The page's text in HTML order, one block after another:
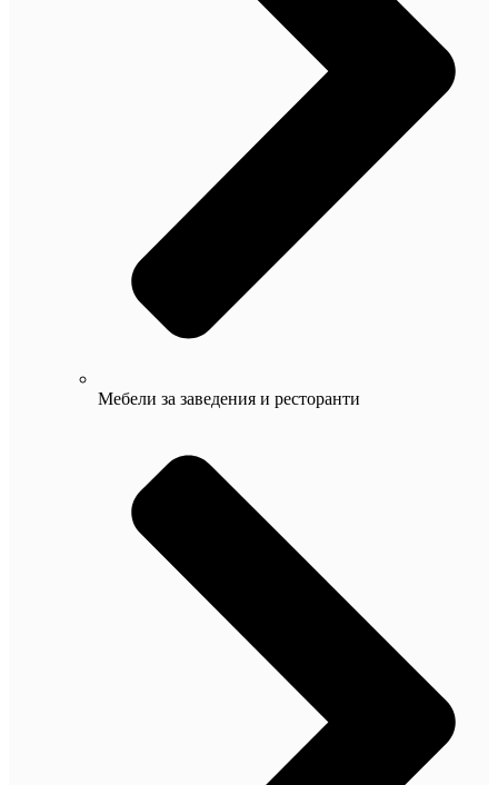
Мебели за заведения и ресторанти